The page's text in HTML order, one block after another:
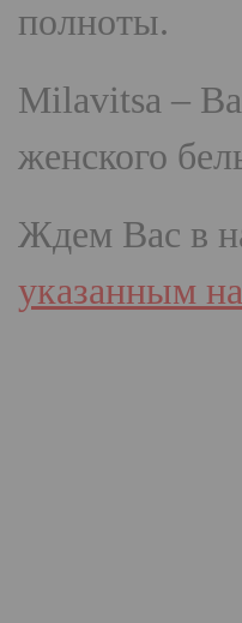
полноты.
Milavitsa –
женского
Ждем Вас в
указанным